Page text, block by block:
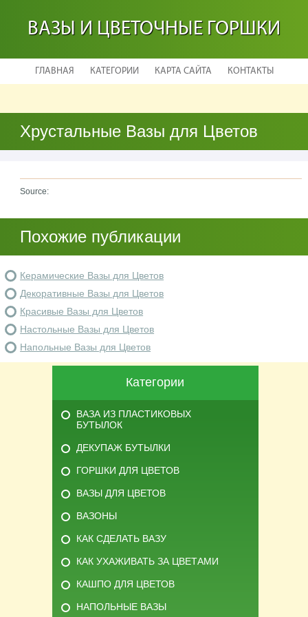
ВАЗЫ И ЦВЕТОЧНЫЕ ГОРШКИ
ГЛАВНАЯ КАТЕГОРИИ КАРТА САЙТА КОНТАКТЫ
Хрустальные Вазы для Цветов
Source:
Похожие публикации
Керамические Вазы для Цветов
Декоративные Вазы для Цветов
Красивые Вазы для Цветов
Настольные Вазы для Цветов
Напольные Вазы для Цветов
Категории
ВАЗА ИЗ ПЛАСТИКОВЫХ
БУТЫЛОК
ДЕКУПАЖ БУТЫЛКИ
ГОРШКИ ДЛЯ ЦВЕТОВ
ВАЗЫ ДЛЯ ЦВЕТОВ
ВАЗОНЫ
КАК СДЕЛАТЬ ВАЗУ
КАК УХАЖИВАТЬ ЗА ЦВЕТАМИ
КАШПО ДЛЯ ЦВЕТОВ
НАПОЛЬНЫЕ ВАЗЫ